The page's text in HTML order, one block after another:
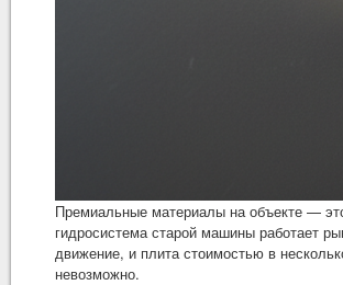
Премиальные материалы на объекте —
гидросистема старой машины работает
движение, и плита стоимостью в
невозможно.